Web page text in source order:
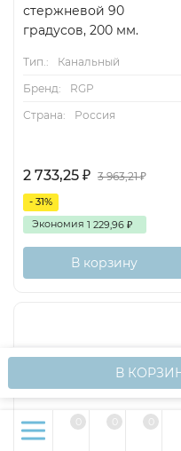
В
стержневой 90
градусов, 200 мм.
Тип.:
Канальный
Бренд:
RGP
Страна:
Россия
2 733,25 ₽ 3 963,21₽
- 31%
Экономия 1 229,96 ₽
В корзину
быстрее для вас.